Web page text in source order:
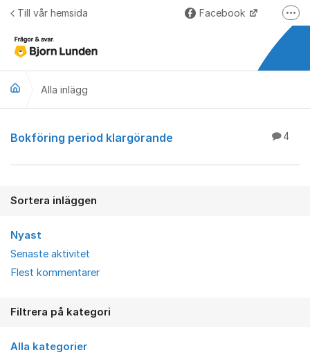
Hoppa till innehåll
Till vår hemsida Facebook
Alla inlägg
Alla inlägg
Bokföring period klargörande 4
Sortera inläggen
Nyast
Senaste aktivitet
Flest kommentarer
Filtrera på kategori
Alla kategorier